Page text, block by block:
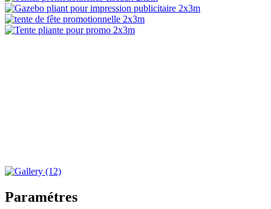
Paramétres